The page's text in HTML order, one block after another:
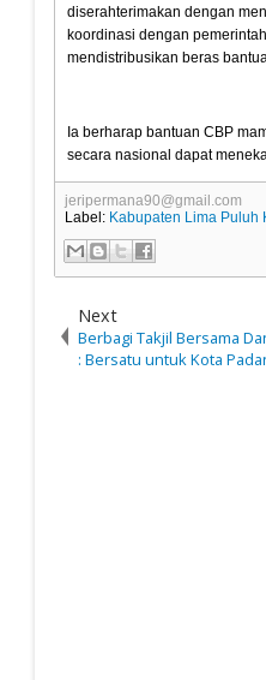
diserahterimakan dengan
koordinasi dengan
mendistribusikan beras
Ia berharap bantuan CBP
secara nasional dapat
jeripermana90@gmail.com
Label: Kabupaten Lima Puluh
Next
Berbagi Takjil Bersama
: Bersatu untuk Kota